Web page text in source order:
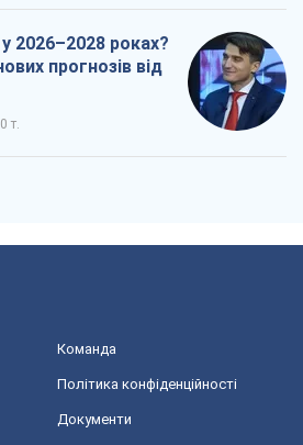
2026–2028 роках?
прогнозів від
т.
Команда
Політика конфіденційності
Документи